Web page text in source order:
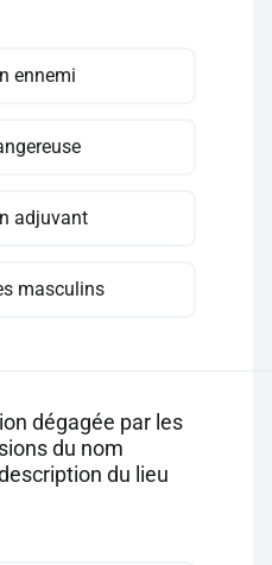
ennemi
adjuvant
masculins
dégagée par les
du nom
du lieu